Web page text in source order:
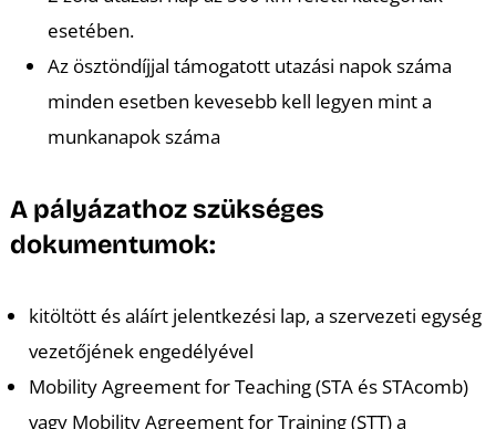
esetében.
Az ösztöndíjjal támogatott utazási napok száma
minden esetben kevesebb kell legyen mint a
munkanapok száma
A pályázathoz szükséges
dokumentumok:
kitöltött és aláírt jelentkezési lap, a szervezeti egység
vezetőjének engedélyével
Mobility Agreement for Teaching (STA és STAcomb)
vagy Mobility Agreement for Training (STT) a